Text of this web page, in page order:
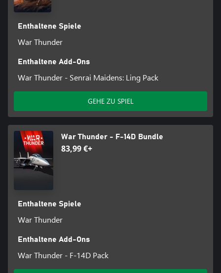
Enthaltene Spiele
War Thunder
Enthaltene Add-Ons
War Thunder - Senrai Maidens: Ling Pack
GEHE ZU SPIEL
War Thunder - F-14D Bundle
83,99 €+
Enthaltene Spiele
War Thunder
Enthaltene Add-Ons
War Thunder - F-14D Pack